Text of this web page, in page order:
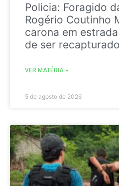
Policia: Foragido
Rogério Coutinho
carona em
de ser recapturado
VER MATÉRIA »
5 de agosto de 2026